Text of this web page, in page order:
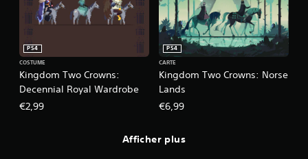
Kingdom Two Crowns:
Decennial Royal Wardrobe
PS4
COSTUME
€2,99
Kingdom Two Crowns: Norse
Lands
PS4
CARTE
€6,99
Afficher plus